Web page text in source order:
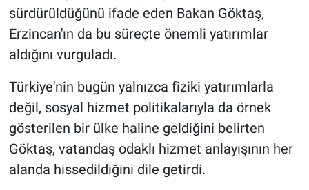
sürdürüldüğünü ifade eden Bakan Göktaş,
Erzincan'ın da bu süreçte önemli yatırımlar
aldığını vurguladı.
Türkiye'nin bugün yalnızca fiziki yatırımlarla
değil, sosyal hizmet politikalarıyla da örnek
gösterilen bir ülke haline geldiğini belirten
Göktaş, vatandaş odaklı hizmet anlayışının her
alanda hissedildiğini dile getirdi.